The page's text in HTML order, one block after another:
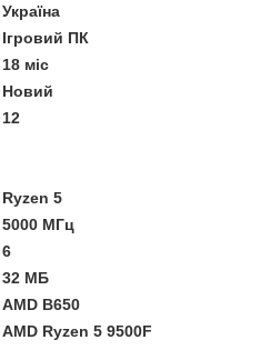
Україна
Ігровий ПК
18 міс
Новий
12
Ryzen 5
5000 МГц
6
32 МБ
AMD B650
AMD Ryzen 5 9500F